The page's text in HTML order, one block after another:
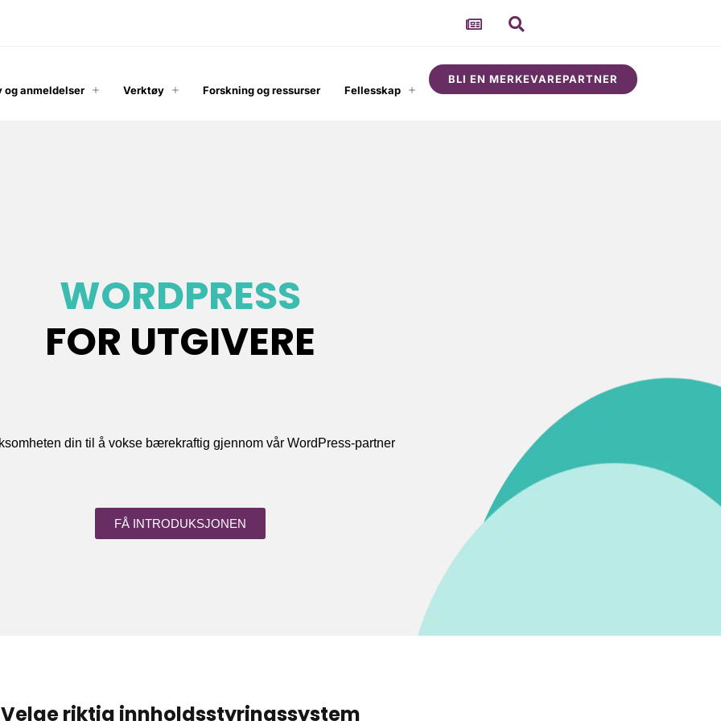
og anmeldelser Verktøy Forskning og ressurser Fellesskap
BLI EN MERKEVAREPARTNER
WORDPRESS
FOR UTGIVERE
din til å vokse bærekraftig gjennom vår WordPress-partner
FÅ INTRODUKSJONEN
Velge riktig innholdsstyringssystem